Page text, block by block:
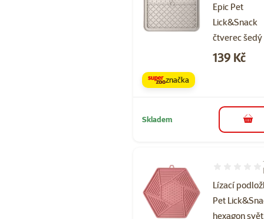
Epic Pet
Lick&Snack
čtverec šedý
Cena
139 Kč
značka
Skladem do
Lízací
Pet
hexagon
Hodnocení